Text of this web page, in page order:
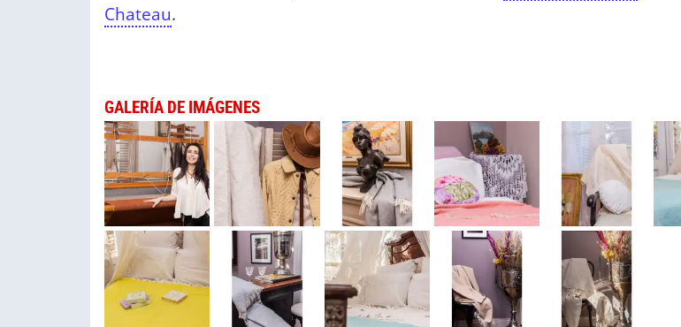
Chateau.
GALERÍA DE IMÁGENES